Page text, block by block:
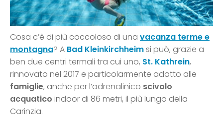
Cosa c’è di più coccoloso di una vacanza terme e
montagna? A Bad Kleinkirchheimsi può, grazie a
ben due centri termali tra cui uno, St. Kathrein,
rinnovato nel 2017 e particolarmente adatto alle
famiglie, anche per l’adrenalinico scivolo
acquatico indoor di 86 metri, il più lungo della
Carinzia.